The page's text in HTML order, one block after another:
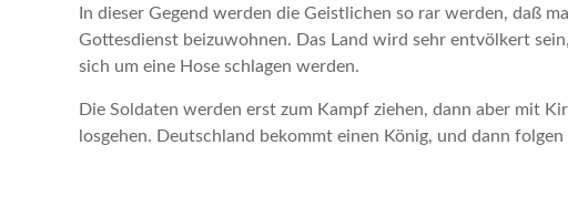
In dieser Gegend werden die Geistlichen so rar werden, daß
Gottesdienst beizuwohnen. Das Land wird sehr entvölkert
sich um eine Hose schlagen werden.
Die Soldaten werden erst zum Kampf ziehen, dann aber mit
losgehen. Deutschland bekommt einen König, und dann